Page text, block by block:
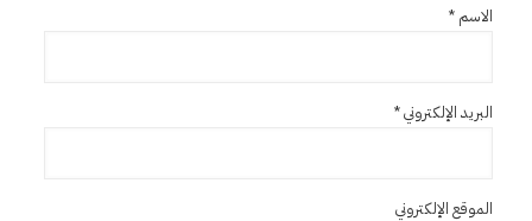
الاسم *
البريد الإلكتروني*
الموقع الإلكتروني